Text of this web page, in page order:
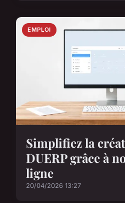
EMPLOI
Simplifiez la
DUERP grâce à
ligne
20/04/2026 13:27